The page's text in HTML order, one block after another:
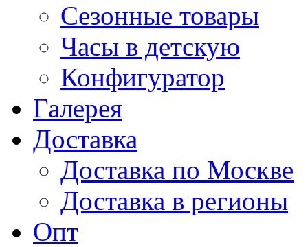
Сезонные товары
Часы в детскую
Конфигуратор
Галерея
Доставка
Доставка по Москве
Доставка в регионы
Опт